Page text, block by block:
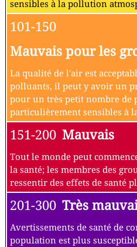
sensibles à la pollution
101-150
Mauvais pour les
La qualité de l'air est
polluants, il peut y avoir un
pour un très petit nombre de
particulièrement sensibles à
151-200 Mauvais
Tout le monde peut
la santé; les membres des
ressentir des effets de santé
201-300 Très
Avertissements de santé de
population est plus